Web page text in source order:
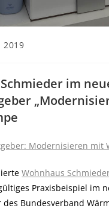
2019
im
Wohnhaus
Praxisbeispiel im
Bundesverband